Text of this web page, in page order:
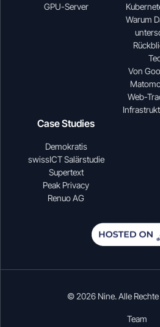
GPU-Server
Warum
Von
Web-
Case Studies
Demokratis
swissICT Salärstudie
Supertext
Peak Privacy
Renuo AG
© 2026 Nine. Alle
Team